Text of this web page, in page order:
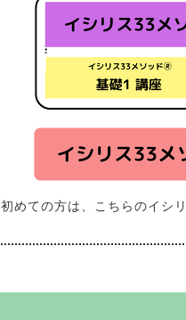
初めての方は、こちらのイシ